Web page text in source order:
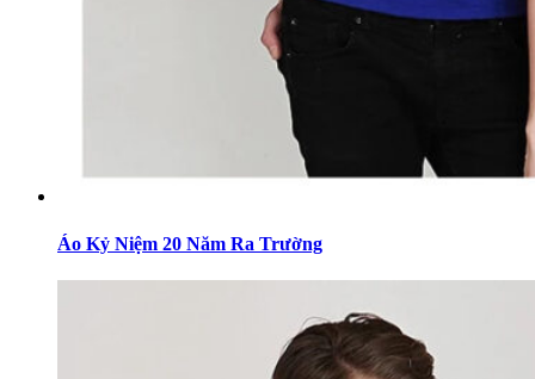
Áo Kỷ Niệm 20 Năm Ra Trường